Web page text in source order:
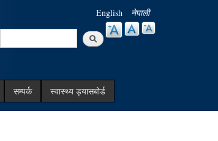
English नेपाली
Search
सम्पर्क स्वास्थ्य ड्यासबोर्ड